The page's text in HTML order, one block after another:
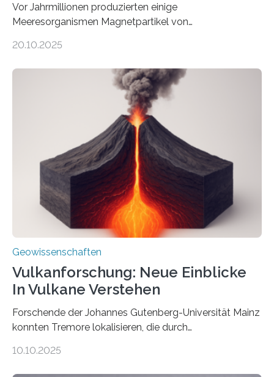
Vor Jahrmillionen produzierten einige
Meeresorganismen Magnetpartikel von
Sedimenten zu finden sind. Nun ist es einem
Domänen auf einem dieser „Riesenmagnetfossilien” mit
einer raffinierten Methode an der Diamond-
Röntgenquelle zu kartieren. Ihre Analyse zeigt, dass
diese Partikel es den Organismen ermöglicht haben
könnten, winzige Schwankungen sowohl in der
Richtung als auch in der Intensität des Erdmagnetfelds
wahrzunehmen. Dadurch konnten sie sich verorten und
über den Ozean navigieren. Vor einigen Jahren…
20.10.2025
Geowissenschaften
Vulkanforschung: Neue Einblicke
In Vulkane Verstehen
Forschende der Johannes Gutenberg-Universität Mainz
konnten Tremore lokalisieren, die durch
Vulkan? Was passiert in der Erde darunter? Wo
10.10.2025